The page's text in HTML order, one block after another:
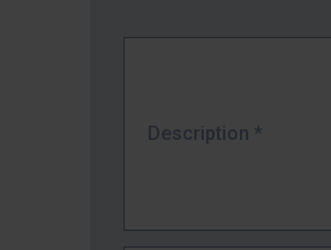
Description *